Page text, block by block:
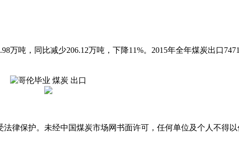
吨，同比减少206.12万吨，下降11%。2015年全年煤炭出口
律保护。未经中国煤炭市场网书面许可，任何单位及个人不得